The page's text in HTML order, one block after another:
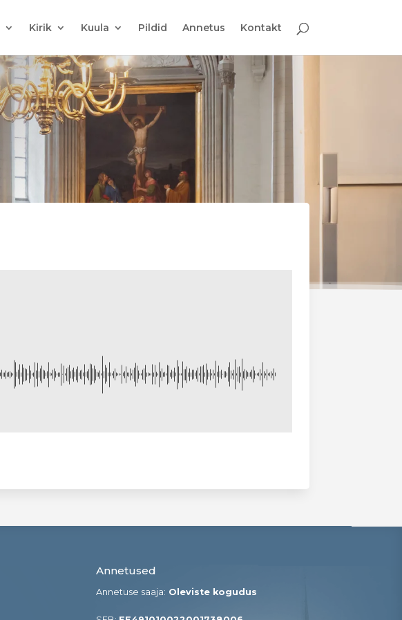
Kirik Kuula Pildid Annetus Kontakt
Annetused
Annetuse saaja: Oleviste kogudus